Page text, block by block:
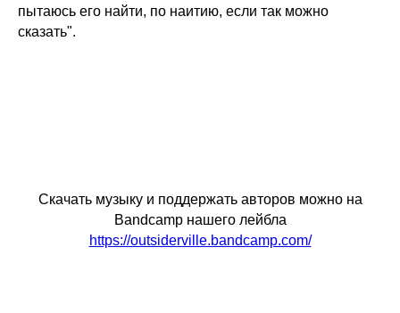
пытаюсь его найти, по наитию, если так можно
сказать".
Скачать музыку и поддержать авторов можно на
Bandcamp нашего лейбла
https://outsiderville.bandcamp.com/